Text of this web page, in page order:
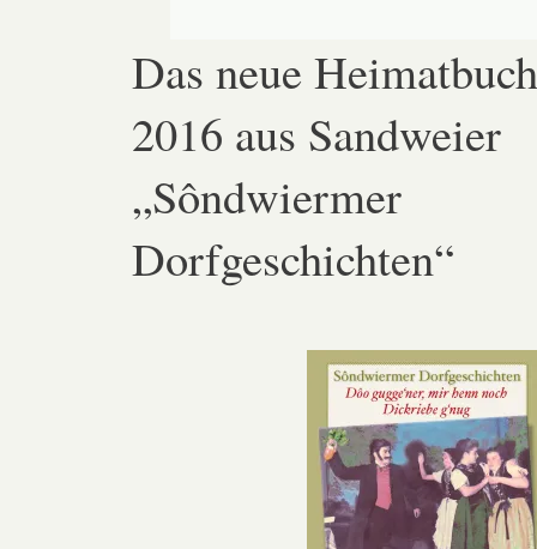
Das neue Heimatbuch
2016 aus Sandweier
„Sôndwiermer
Dorfgeschichten“